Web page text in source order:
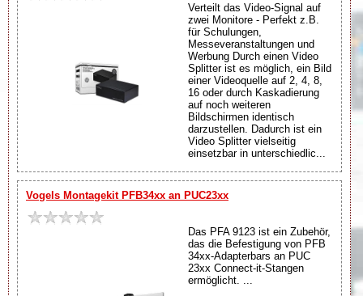
Verteilt das Video-Signal auf
zwei Monitore - Perfekt z.B.
für Schulungen,
Messeveranstaltungen und
Werbung Durch einen Video
Splitter ist es möglich, ein Bild
einer Videoquelle auf 2, 4, 8,
16 oder durch Kaskadierung
auf noch weiteren
Bildschirmen identisch
darzustellen. Dadurch ist ein
Video Splitter vielseitig
einsetzbar in unterschiedlic...
Vogels Montagekit PFB34xx an PUC23xx
Das PFA 9123 ist ein Zubehör,
das die Befestigung von PFB
34xx-Adapterbars an PUC
23xx Connect-it-Stangen
ermöglicht. ...